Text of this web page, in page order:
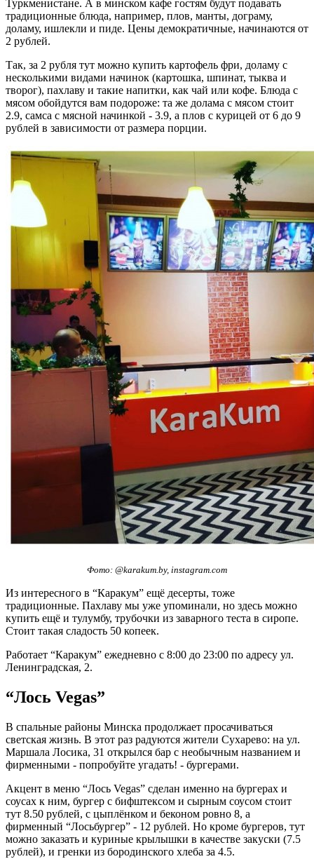
Туркменистане. А в минском кафе гостям будут подавать
традиционные блюда, например, плов, манты, дограму,
доламу, ишлекли и пиде. Цены демократичные, начинаются от
2 рублей.
Так, за 2 рубля тут можно купить картофель фри, доламу с
несколькими видами начинок (картошка, шпинат, тыква и
творог), пахлаву и такие напитки, как чай или кофе. Блюда с
мясом обойдутся вам подороже: та же долама с мясом стоит
2.9, самса с мясной начинкой - 3.9, а плов с курицей от 6 до 9
рублей в зависимости от размера порции.
Фото: @karakum.by, instagram.com
Из интересного в “Каракум” ещё десерты, тоже
традиционные. Пахлаву мы уже упоминали, но здесь можно
купить ещё и тулумбу, трубочки из заварного теста в сиропе.
Стоит такая сладость 50 копеек.
Работает “Каракум” ежедневно с 8:00 до 23:00 по адресу ул.
Ленинградская, 2.
“Лось Vegas”
В спальные районы Минска продолжает просачиваться
светская жизнь. В этот раз радуются жители Сухарево: на ул.
Маршала Лосика, 31 открылся бар с необычным названием и
фирменными - попробуйте угадать! - бургерами.
Акцент в меню “Лось Vegas” сделан именно на бургерах и
соусах к ним, бургер с бифштексом и сырным соусом стоит
тут 8.50 рублей, с цыплёнком и беконом ровно 8, а
фирменный “Лосьбургер” - 12 рублей. Но кроме бургеров, тут
можно заказать и куриные крылышки в качестве закуски (7.5
рублей), и гренки из бородинского хлеба за 4.5.